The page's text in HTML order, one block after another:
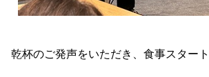
乾杯のご発声をいただき、食事スター